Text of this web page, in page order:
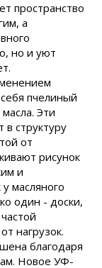
пространство
а
но и уют
пчелиный
Эти
структуру
от
рисунок
и
масляного
один - доски,
нагрузок.
благодаря
Новое УФ-